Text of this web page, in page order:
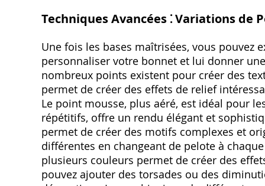
Techniques Avancées ⁚ Variations de
Une fois les bases maîtrisées, vous pouvez
personnaliser votre bonnet et lui donner
nombreux points existent pour créer des
permet de créer des effets de relief
Le point mousse, plus aéré, est idéal pour
répétitifs, offre un rendu élégant et
permet de créer des motifs complexes et
différentes en changeant de pelote à
plusieurs couleurs permet de créer des
pouvez ajouter des torsades ou des